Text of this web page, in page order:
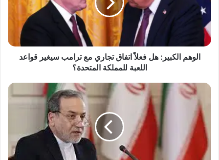
م
ل
ك
ب
ه
الوهم الكبير: هل فعلاً اتفاق تجاري مع ترامب سيغير قواعد
اللعبة للمملكة المتحدة؟
ع
ي
ف